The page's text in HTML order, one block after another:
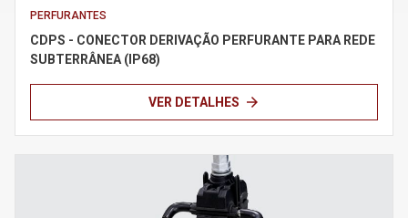
PERFURANTES
CDPS - CONECTOR DERIVAÇÃO PERFURANTE PARA REDE
SUBTERRÂNEA (IP68)
VER DETALHES arrow_forward